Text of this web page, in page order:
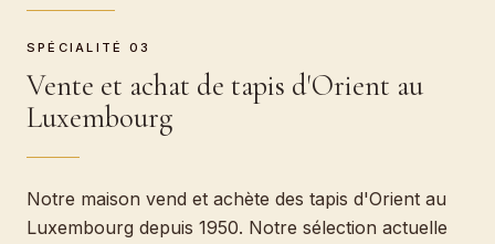
SPÉCIALITÉ 03
Vente et achat de tapis d'Orient au
Luxembourg
Notre maison vend et achète des tapis d'Orient au
Luxembourg depuis 1950. Notre sélection actuelle